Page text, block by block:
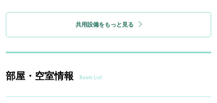
共用設備をもっと見る
部屋・空室情報 Room List